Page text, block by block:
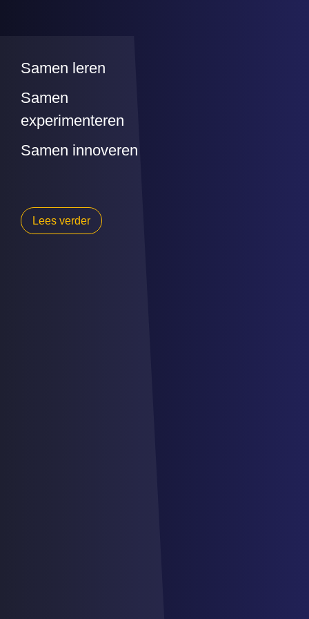
Samen leren
Samen
experimenteren
Samen innoveren
Lees verder